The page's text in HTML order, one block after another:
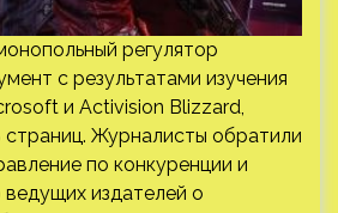
регулятор
с результатами изучения
и Activision Blizzard,
страниц. Журналисты обратили
по конкуренции и
издателей о